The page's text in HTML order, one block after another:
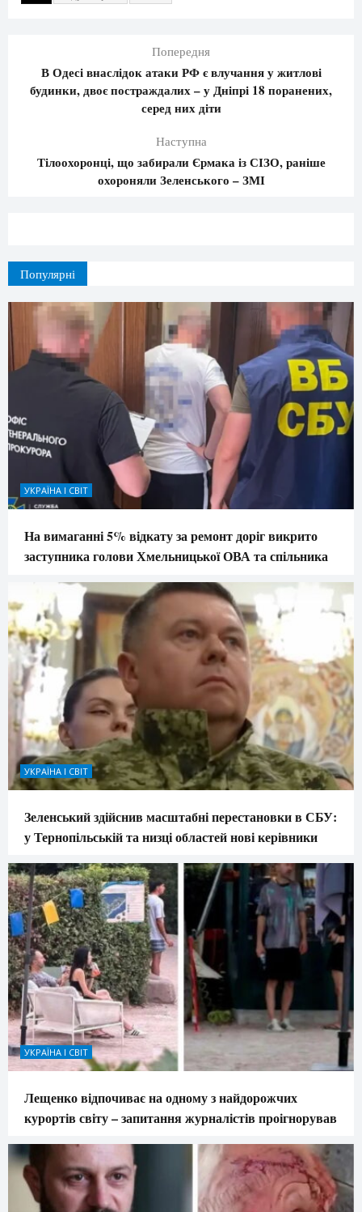
Попередня
В Одесі внаслідок атаки РФ є влучання у житлові
будинки, двоє постраждалих – у Дніпрі 18 поранених,
серед них діти
Наступна
Тілоохоронці, що забирали Єрмака із СІЗО, раніше
охороняли Зеленського – ЗМІ
Популярні
УКРАЇНА І СВІТ
На вимаганні 5% відкату за ремонт доріг викрито
заступника голови Хмельницької ОВА та спільника
УКРАЇНА І СВІТ
Зеленський здійснив масштабні перестановки в СБУ:
у Тернопільській та низці областей нові керівники
УКРАЇНА І СВІТ
Лещенко відпочиває на одному з найдорожчих
курортів світу – запитання журналістів проігнорував